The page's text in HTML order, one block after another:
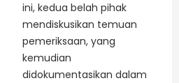
ini, kedua belah pihak
mendiskusikan temuan
pemeriksaan, yang
kemudian
didokumentasikan dalam